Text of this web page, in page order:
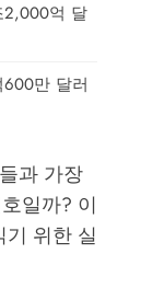
2,000억 달
만 달러
과 가장
일까? 이
위한 실